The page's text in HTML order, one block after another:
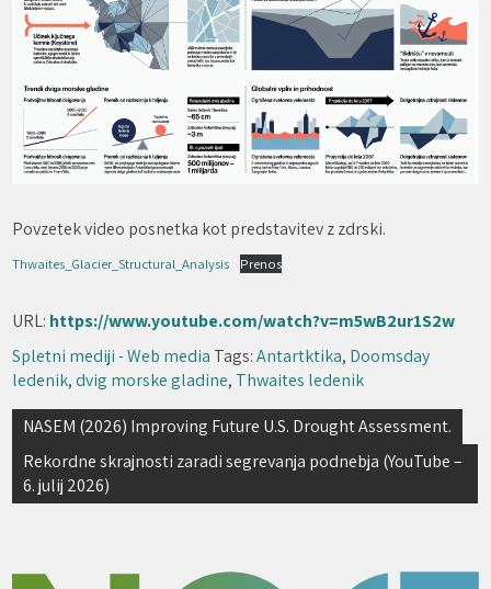
Povzetek video posnetka kot predstavitev z zdrski.
Thwaites_Glacier_Structural_Analysis Prenos
URL: https://www.youtube.com/watch?v=m5wB2ur1S2w
Spletni mediji - Web media Tags:Antartktika, Doomsday
ledenik,dvig morske gladine, Thwaites ledenik
Navigacija
prispevka
NASEM (2026) Improving Future U.S. Drought Assessment.
Rekordne skrajnosti zaradi segrevanja podnebja (YouTube –
6. julij 2026)